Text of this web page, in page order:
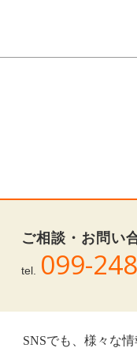
ご相談・お問い
tel. 099-
SNSでも、様々な